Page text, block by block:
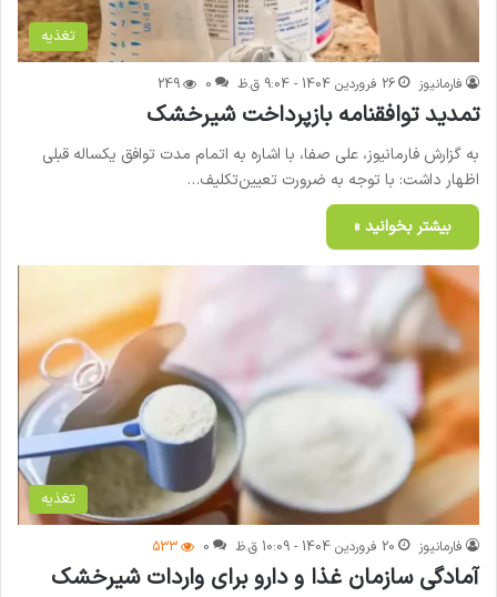
تغذیه
فارمانیوز 26 فروردین 1404 - 9:04 ق.ظ 0
249
تمدید توافقنامه بازپرداخت شیرخشک
به گزارش فارمانیوز، علی صفا، با اشاره به اتمام مدت توافق یکساله قبلی
اظهار داشت: با توجه به ضرورت تعیین‌تکلیف…
بیشتر بخوانید »
تغذیه
فارمانیوز 20 فروردین 1404 - 10:09 ق.ظ 0
533
آمادگی سازمان غذا و دارو برای واردات شیرخشک